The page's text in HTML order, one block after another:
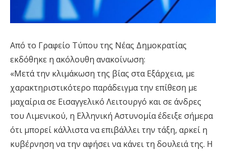
Από το Γραφείο Τύπου της Νέας Δημοκρατίας
εκδόθηκε η ακόλουθη ανακοίνωση:
«Μετά την κλιμάκωση της βίας στα Εξάρχεια, με
χαρακτηριστικότερο παράδειγμα την επίθεση με
μαχαίρια σε Εισαγγελικό Λειτουργό και σε άνδρες
του Λιμενικού, η Ελληνική Αστυνομία έδειξε σήμερα
ότι μπορεί κάλλιστα να επιβάλλει την τάξη, αρκεί η
κυβέρνηση να την αφήσει να κάνει τη δουλειά της. Η